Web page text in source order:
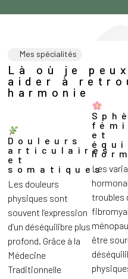
Mes spécialités
Là où je
aider à
harmonie
Douleurs
articulaires
et
somatiques
Les douleurs
physiques sont
souvent l’expression
d’un déséquilibre plus
profond. Grâce à la
Médecine
Traditionnelle
et
Les
troubles
être